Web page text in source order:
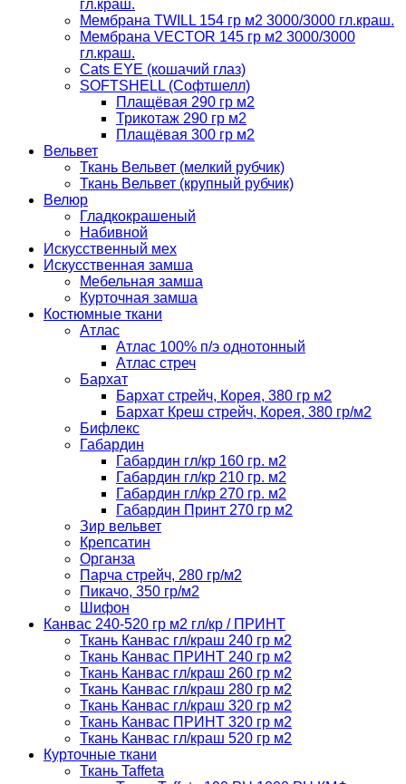
гл.краш.
Мембрана TWILL 154 гр м2 3000/3000 гл.краш.
Мембрана VECTOR 145 гр м2 3000/3000
гл.краш.
Cats EYE (кошачий глаз)
SOFTSHELL (Софтшелл)
Плащёвая 290 гр м2
Трикотаж 290 гр м2
Плащёвая 300 гр м2
Вельвет
Ткань Вельвет (мелкий рубчик)
Ткань Вельвет (крупный рубчик)
Велюр
Гладкокрашеный
Набивной
Искусственный мех
Искусственная замша
Мебельная замша
Курточная замша
Костюмные ткани
Атлас
Атлас 100% п/э однотонный
Атлас стреч
Бархат
Бархат стрейч, Корея, 380 гр м2
Бархат Креш стрейч, Корея, 380 гр/м2
Бифлекс
Габардин
Габардин гл/кр 160 гр. м2
Габардин гл/кр 210 гр. м2
Габардин гл/кр 270 гр. м2
Габардин Принт 270 гр м2
Зир вельвет
Крепсатин
Органза
Парча стрейч, 280 гр/м2
Пикачо, 350 гр/м2
Шифон
Канвас 240-520 гр м2 гл/кр / ПРИНТ
Ткань Канвас гл/краш 240 гр м2
Ткань Канвас ПРИНТ 240 гр м2
Ткань Канвас гл/краш 260 гр м2
Ткань Канвас гл/краш 280 гр м2
Ткань Канвас гл/краш 320 гр м2
Ткань Канвас ПРИНТ 320 гр м2
Ткань Канвас гл/краш 520 гр м2
Курточные ткани
Ткань Taffeta